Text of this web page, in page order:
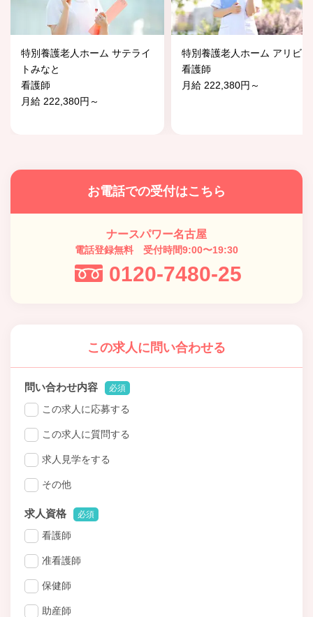
特別養護老人ホーム サテライ
トみなと
看護師
月給 222,380円～
特別養護老人ホーム アリビオ
看護師
月給 222,380円～
お電話での受付はこちら
ナースパワー名古屋
電話登録無料 受付時間9:00〜19:30
0120-7480-25
この求人に問い合わせる
問い合わせ内容 必須
この求人に応募する
この求人に質問する
求人見学をする
その他
求人資格 必須
看護師
准看護師
保健師
助産師